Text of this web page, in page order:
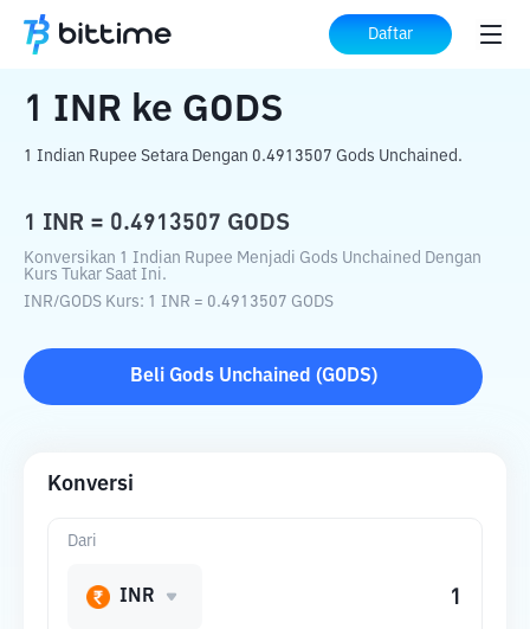
Daftar
Beranda Konverter Kripto ke GODS
1 INR ke GODS
1 Indian Rupee Setara Dengan 0.4913507 Gods Unchained.
1 INR = 0.4913507 GODS
Konversikan 1 Indian Rupee Menjadi Gods Unchained Dengan
Kurs Tukar Saat Ini.
INR/GODS Kurs: 1 INR = 0.4913507 GODS
Beli Gods Unchained (GODS)
Konversi
Dari
INR